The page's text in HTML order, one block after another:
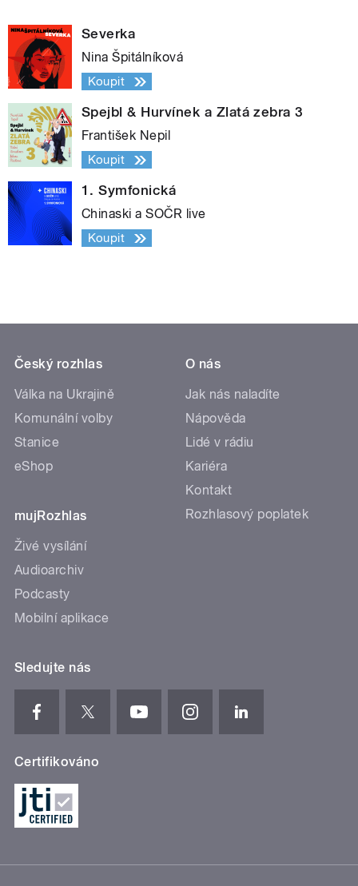
Severka
Nina Špitálníková
Koupit
Spejbl & Hurvínek a Zlatá zebra 3
František Nepil
Koupit
1. Symfonická
Chinaski a SOČR live
Koupit
Český rozhlas
Válka na Ukrajině
Komunální volby
Stanice
eShop
mujRozhlas
Živé vysílání
Audioarchiv
Podcasty
Mobilní aplikace
O nás
Jak nás naladíte
Nápověda
Lidé v rádiu
Kariéra
Kontakt
Rozhlasový poplatek
Sledujte nás
Certifikováno